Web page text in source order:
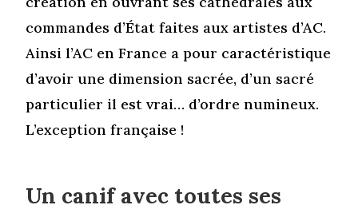
commandes d’État faites aux artistes d’AC.
Ainsi l’AC en France a pour caractéristique
d’avoir une dimension sacrée, d’un sacré
particulier il est vrai… d’ordre numineux.
L’exception française !
Un canif avec toutes ses